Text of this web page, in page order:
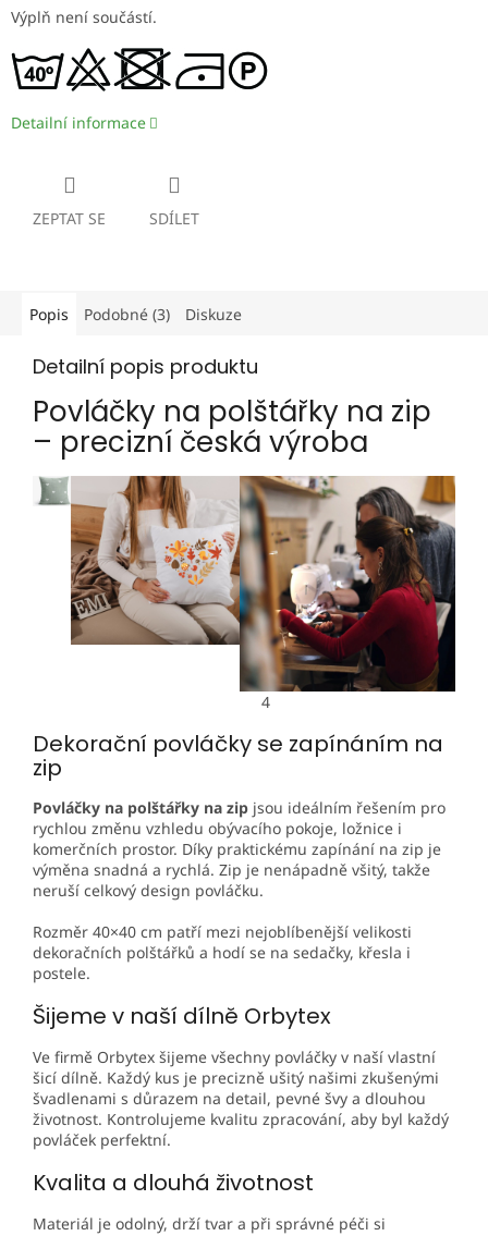
Výplň není součástí.
Detailní informace
ZEPTAT SE SDÍLET
Popis Podobné (3) Diskuze
Detailní popis produktu
Povláčky na polštářky na zip
– precizní česká výroba
4
Dekorační povláčky se zapínáním na
zip
Povláčky na polštářky na zip jsou ideálním řešením pro
rychlou změnu vzhledu obývacího pokoje, ložnice i
komerčních prostor. Díky praktickému zapínání na zip je
výměna snadná a rychlá. Zip je nenápadně všitý, takže
neruší celkový design povláčku.
Rozměr 40×40 cm patří mezi nejoblíbenější velikosti
dekoračních polštářků a hodí se na sedačky, křesla i
postele.
Šijeme v naší dílně Orbytex
Ve firmě Orbytex šijeme všechny povláčky v naší vlastní
šicí dílně. Každý kus je precizně ušitý našimi zkušenými
švadlenami s důrazem na detail, pevné švy a dlouhou
životnost. Kontrolujeme kvalitu zpracování, aby byl každý
povláček perfektní.
Kvalita a dlouhá životnost
Materiál je odolný, drží tvar a při správné péči si